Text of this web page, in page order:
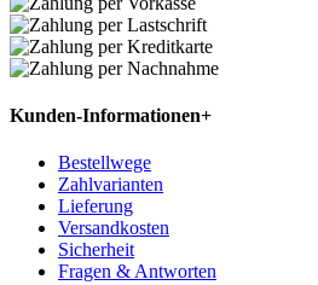
Kunden-Informationen+
Bestellwege
Zahlvarianten
Lieferung
Versandkosten
Sicherheit
Fragen & Antworten